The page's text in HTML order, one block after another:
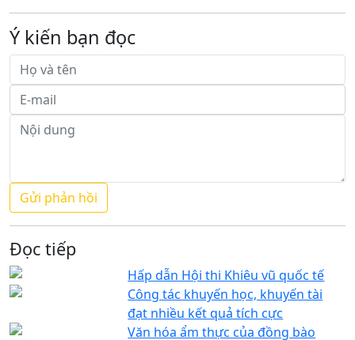
Ý kiến bạn đọc
Đọc tiếp
Hấp dẫn Hội thi Khiêu vũ quốc tế
Công tác khuyến học, khuyến tài
đạt nhiều kết quả tích cực
Văn hóa ẩm thực của đồng bào